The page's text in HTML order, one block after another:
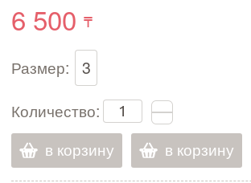
6 500
Размер:
3
Количество:
в корзину
в корзину